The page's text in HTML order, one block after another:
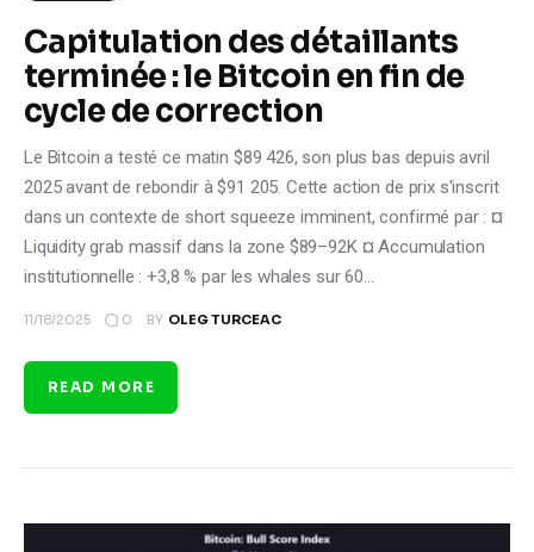
Capitulation des détaillants
terminée : le Bitcoin en fin de
cycle de correction
Le Bitcoin a testé ce matin $89 426, son plus bas depuis avril
2025 avant de rebondir à $91 205. Cette action de prix s'inscrit
dans un contexte de short squeeze imminent, confirmé par : ¤
Liquidity grab massif dans la zone $89–92K ¤ Accumulation
institutionnelle : +3,8 % par les whales sur 60…
11/18/2025 0 BY OLEG TURCEAC
READ MORE